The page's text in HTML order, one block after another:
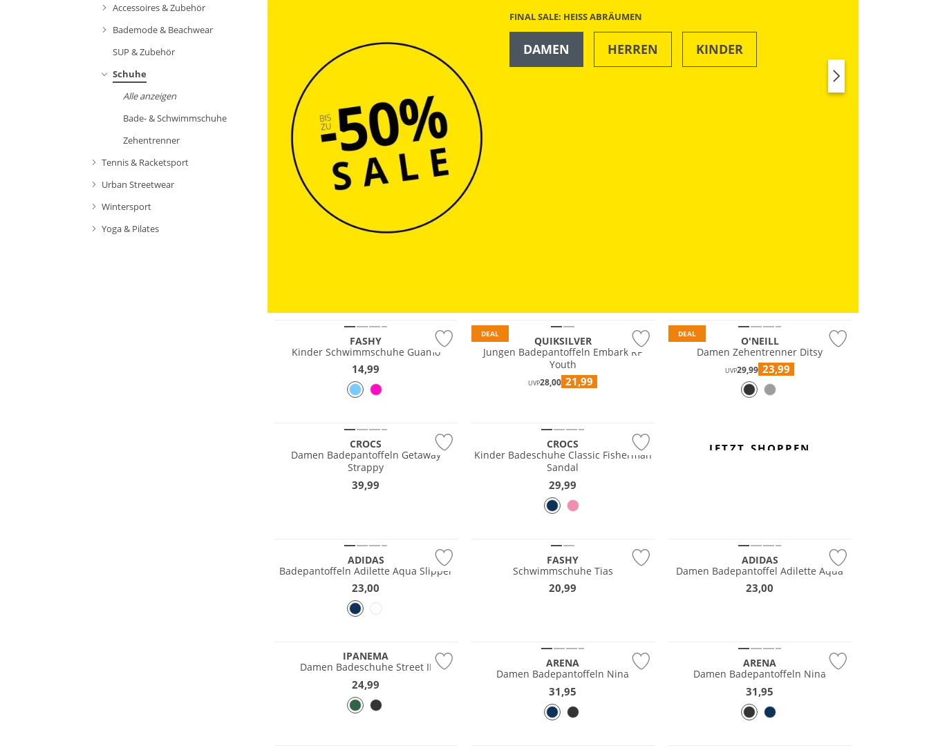
Accessoires & Zubehör
Bademode & Beachwear
SUP & Zubehör
Schuhe
Alle anzeigen
Bade- & Schwimmschuhe
Zehentrenner
Tennis & Racketsport
Urban Streetwear
Wintersport
Yoga & Pilates
FINAL SALE: HEISS ABRÄUMEN
DAMEN HERREN KINDER
FASHY
Kinder Schwimmschuhe Guamo
14,99
DEAL
QUIKSILVER
Jungen Badepantoffeln Embark RF
Youth
UVP28,00 21,99
DEAL
O'NEILL
Damen Zehentrenner Ditsy
UVP29,99 23,99
CROCS
Damen Badepantoffeln Getaway
Strappy
39,99
CROCS
Kinder Badeschuhe Classic Fisherman
Sandal
29,99
JETZT SHOPPEN
ADIDAS
Badepantoffeln Adilette Aqua Slipper
23,00
FASHY
Schwimmschuhe Tias
20,99
ADIDAS
Damen Badepantoffel Adilette Aqua
23,00
IPANEMA
Damen Badeschuhe Street II
24,99
ARENA
Damen Badepantoffeln Nina
31,95
ARENA
Damen Badepantoffeln Nina
31,95